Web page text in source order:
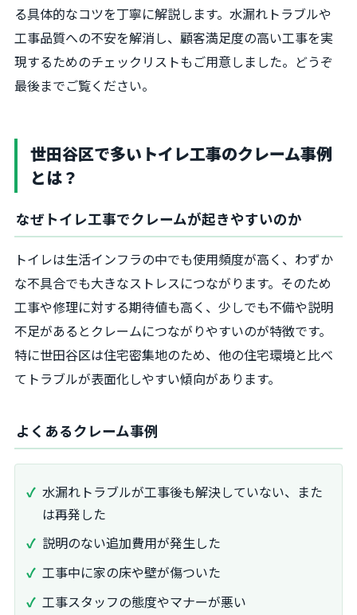
る具体的なコツを丁寧に解説します。水漏れトラブルや
工事品質への不安を解消し、顧客満足度の高い工事を実
現するためのチェックリストもご用意しました。どうぞ
最後までご覧ください。
世田谷区で多いトイレ工事のクレーム事例
とは？
なぜトイレ工事でクレームが起きやすいのか
トイレは生活インフラの中でも使用頻度が高く、わずか
な不具合でも大きなストレスにつながります。そのため
工事や修理に対する期待値も高く、少しでも不備や説明
不足があるとクレームにつながりやすいのが特徴です。
特に世田谷区は住宅密集地のため、他の住宅環境と比べ
てトラブルが表面化しやすい傾向があります。
よくあるクレーム事例
水漏れトラブルが工事後も解決していない、また
は再発した
説明のない追加費用が発生した
工事中に家の床や壁が傷ついた
工事スタッフの態度やマナーが悪い